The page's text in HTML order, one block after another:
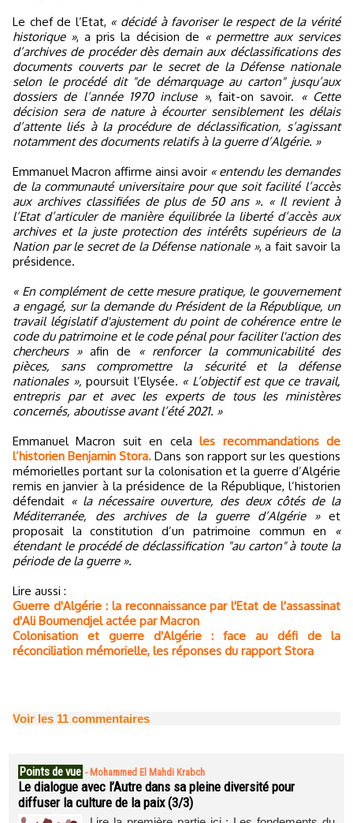
Le chef de l’Etat, « décidé à favoriser le respect de la vérité
historique », a pris la décision de « permettre aux services
d’archives de procéder dès demain aux déclassifications des
documents couverts par le secret de la Défense nationale
selon le procédé dit "de démarquage au carton" jusqu’aux
dossiers de l’année 1970 incluse », fait-on savoir.
« Cette
décision sera de nature à écourter sensiblement les délais
d’attente liés à la procédure de déclassification, s’agissant
notamment des documents relatifs à la guerre d’Algérie. »
Emmanuel Macron affirme ainsi avoir « entendu les demandes
de la communauté universitaire pour que soit facilité l’accès
aux archives classifiées de plus de 50 ans ». « Il revient à
l’Etat d’articuler de manière équilibrée la liberté d’accès aux
archives et la juste protection des intérêts supérieurs de la
Nation par le secret de la Défense nationale », a fait savoir la
présidence.
« En complément de cette mesure pratique, le gouvernement
a engagé, sur la demande du Président de la République, un
travail législatif d'ajustement du point de cohérence entre le
code du patrimoine et le code pénal pour faciliter l'action des
chercheurs »afin de
« renforcer la communicabilité des
pièces, sans compromettre la sécurité et la défense
nationales », poursuit l’Elysée. « L’objectif est que ce travail,
entrepris par et avec les experts de tous les ministères
concernés, aboutisse avant l’été 2021. »
Emmanuel Macron suit en celales recommandations de
l’historien Benjamin Stora. Dans son rapport sur les questions
mémorielles portant sur la colonisation et la guerre d’Algérie
remis en janvier à la présidence de la République, l’historien
défendait « la nécessaire ouverture, des deux côtés de la
Méditerranée, des archives de la guerre d’Algérie »et
proposait la constitution d’un patrimoine commun en
«
étendant le procédé de déclassification "au carton" à toute la
période de la guerre ».
Lire aussi :
Guerre d'Algérie : la reconnaissance par l'Etat de l'assassinat
d'Ali Boumendjel actée par Macron
Colonisation et guerre d'Algérie : face au défi de la
réconciliation mémorielle, les réponses du rapport Stora
Voir les 11 commentaires
Points de vue - Mohammed El Mahdi Krabch
Le dialogue avec l’Autre dans sa pleine diversité pour
diffuser la culture de la paix (3/3)